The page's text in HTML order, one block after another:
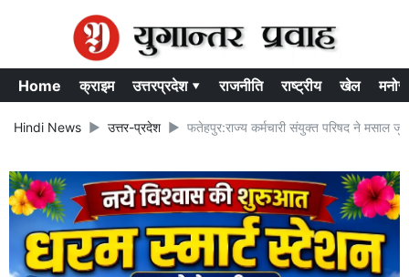
Home क्राइम उत्तरप्रदेश ▾ राजनीति राष्ट्रीय खेल
Hindi News उत्तर-प्रदेश फतेहपुर:राज्य कर्मचारी संयुक्त परिषद ने मसाल